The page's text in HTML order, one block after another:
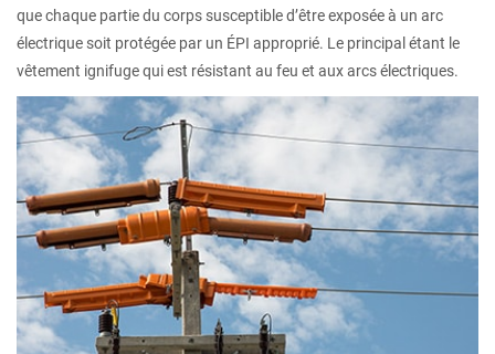
que chaque partie du corps susceptible d’être exposée à un arc
électrique soit protégée par un ÉPI approprié. Le principal étant le
vêtement ignifuge qui est résistant au feu et aux arcs électriques.